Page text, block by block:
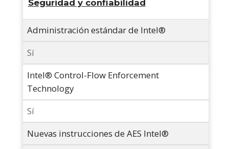
Seguridad y confiabilidad
Administración estándar de Intel®
Sí
Intel® Control-Flow Enforcement
Technology
Sí
Nuevas instrucciones de AES Intel®